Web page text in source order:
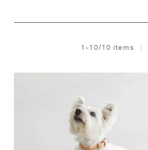
ノーフォーク&ノーリッチ
グレートブリテン
1 - 10/ 10 items